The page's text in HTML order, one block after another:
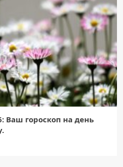
Ваш гороскоп на день